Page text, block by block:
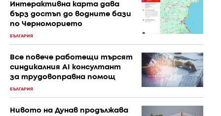
Интерактивна карта дава
бърз достъп до водните бази
по Черноморието
БЪЛГАРИЯ
Все повече работещи търсят
синдикалния AI консултант
за трудовоправна помощ
БЪЛГАРИЯ
Нивото на Дунав продължава